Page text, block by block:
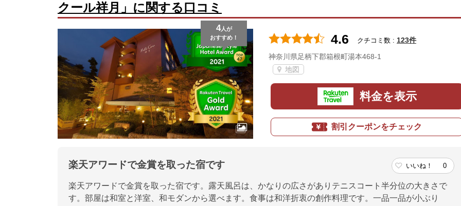
クール祥月」に関する口コミ
4人が
おすすめ！
4.6 クチコミ数 : 123件
神奈川県足柄下郡箱根町湯本468-1
地図
料金を表示
割引クーポンをチェック
楽天アワードで金賞を取った宿です いいね！ 0
楽天アワードで金賞を取った宿です。露天風呂は、かなりの広さがありテニスコート半分位の大きさで
す。部屋は和室と洋室、和モダンから選べます。食事は和洋折衷の創作料理です。一品一品が小ぶり